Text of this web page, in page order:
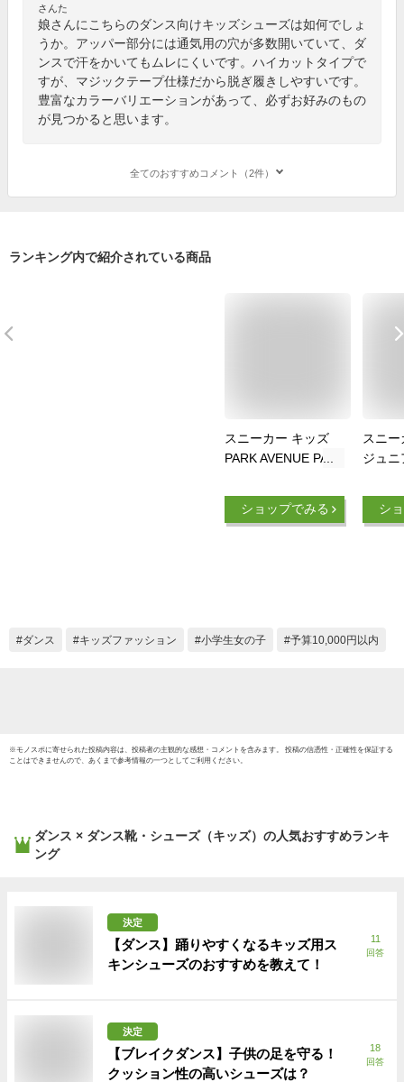
さんた
娘さんにこちらのダンス向けキッズシューズは如何でしょ
うか。アッパー部分には通気用の穴が多数開いていて、ダ
ンスで汗をかいてもムレにくいです。ハイカットタイプで
すが、マジックテープ仕様だから脱ぎ履きしやすいです。
豊富なカラーバリエーションがあって、必ずお好みのもの
が見つかると思います。
全てのおすすめコメント（2件）
ランキング内で紹介されている商品
スニーカー キッズ
PARK AVENUE PA-
ュー ホワイト ブラ
ック 19.0~23.0cm ジ
テープ 衝撃吸収 女
ショップでみる
スニ
ジュニ
男の子
ーイ
ュー
シ
ダンス キッズファッション 小学生女の子 予算10,000円以内
※モノスポに寄せられた投稿内容は、投稿者の主観的な感想・コメントを含みます。 投稿の信憑性・正確性を保証する
ことはできませんので、あくまで参考情報の一つとしてご利用ください。
ダンス × ダンス靴・シューズ（キッズ） の人気おすすめランキ
ング
決定
【ダンス】踊りやすくなるキッズ用ス
キンシューズのおすすめを教えて！
11
回答
決定
【ブレイクダンス】子供の足を守る！
クッション性の高いシューズは？
18
回答